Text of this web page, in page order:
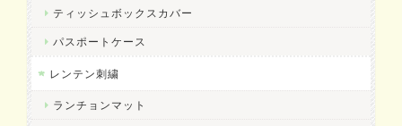
ティッシュボックスカバー
パスポートケース
レンテン刺繍
ランチョンマット